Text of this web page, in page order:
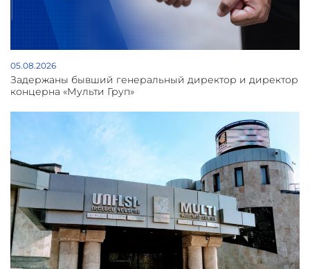
05.08.2026
Задержаны бывший генеральный директор и директор
концерна «Мульти Груп»